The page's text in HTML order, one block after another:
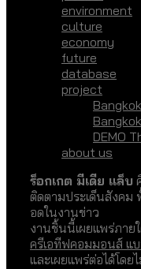
environment
culture
economy
future
database
project
DEMO
about us
ร็อกเกต มีเดีย แล็บ
ติดตามประเด็นสังคม
อดในงานข่าว
งานชิ้นนี้เผยแพร่ภาย
ครีเอทีฟคอมมอนส์ แ
และเผยแพร่ต่อได้โด